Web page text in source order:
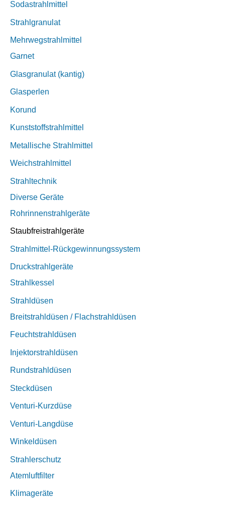
Sodastrahlmittel
Strahlgranulat
Mehrwegstrahlmittel
Garnet
Glasgranulat (kantig)
Glasperlen
Korund
Kunststoffstrahlmittel
Metallische Strahlmittel
Weichstrahlmittel
Strahltechnik
Diverse Geräte
Rohrinnenstrahlgeräte
Staubfreistrahlgeräte
Strahlmittel-Rückgewinnungssystem
Druckstrahlgeräte
Strahlkessel
Strahldüsen
Breitstrahldüsen / Flachstrahldüsen
Feuchtstrahldüsen
Injektorstrahldüsen
Rundstrahldüsen
Steckdüsen
Venturi-Kurzdüse
Venturi-Langdüse
Winkeldüsen
Strahlerschutz
Atemluftfilter
Klimageräte